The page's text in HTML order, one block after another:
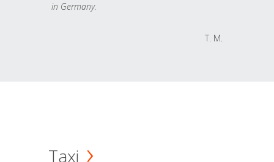
in Germany.
T. M.
Taxi